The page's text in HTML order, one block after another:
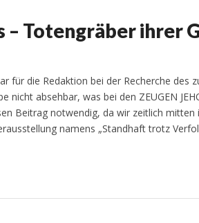
– Totengräber ihrer
für die Redaktion bei der Recherche
nicht absehbar, was bei den ZEUGEN
Beitrag notwendig, da wir zeitlich
namens „Standhaft trotz